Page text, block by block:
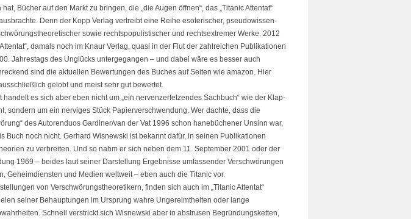
Bücher auf den Markt zu bringen, die „die Augen öffnen“, das „Titanic Attentat“
Denn der Kopp Verlag vertreibt eine Reihe esoterischer, pseudowissen-
sowie rechtspopulistischer und rechtsextremer Werke. 2012
damals noch im Knaur Verlag, quasi in der Flut der zahlreichen Publikationen
Jahrestags des Unglücks untergegangen – und dabei wäre es besser auch
sind die aktuellen Bewertungen des Buches auf Seiten wie amazon. Hier
gelobt und meist sehr gut bewertet.
handelt es sich aber eben nicht um „ein nervenzerfetzendes Sachbuch“ wie der Klap-
sondern um ein nerviges Stück Papierverschwendung. Wer dachte, dass die
des Autorenduos Gardiner/van der Vat 1996 schon hanebüchener Unsinn war,
Buch noch nicht. Gerhard Wisnewski ist bekannt dafür, in seinen Publikationen
zu verbreiten. Und so nahm er sich neben dem 11. September 2001 oder der
1969 – beides laut seiner Darstellung Ergebnisse umfassender Verschwörungen
Geheimdiensten und Medien weltweit – eben auch die Titanic vor.
von Verschwörungstheoretikern, finden sich auch im „Titanic Attentat“
seiner Behauptungen im Ursprung wahre Ungereimtheiten oder lange
Schnell verstrickt sich Wisnewski aber in abstrusen Begründungsketten,